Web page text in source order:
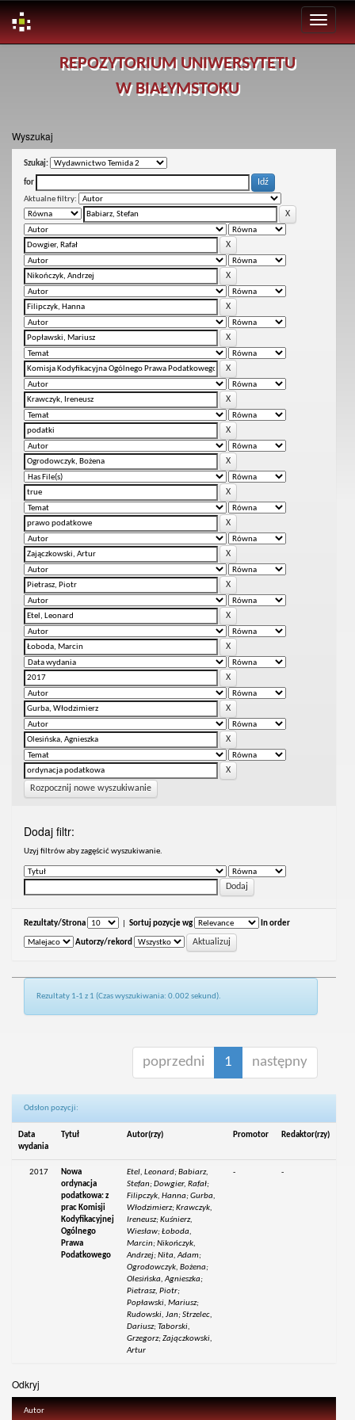
REPOZYTORIUM UNIWERSYTETU
W BIAŁYMSTOKU
Wyszukaj
Szukaj:
for
Aktualne filtry:
Rozpocznij nowe wyszukiwanie
Dodaj filtr:
Uzyj filtrów aby zagęścić wyszukiwanie.
Rezultaty/Strona Sortuj pozycje wg In order
Autorzy/rekord
Rezultaty 1-1 z 1 (Czas wyszukiwania: 0.002 sekund).
poprzedni 1 następny
Odsłon pozycji:
Data
wydania
Tytuł Autor(rzy) Promotor Redaktor(rzy)
2017
Nowa
ordynacja
podatkowa: z
prac Komisji
Kodyfikacyjnej
Ogólnego
Prawa
Podatkowego
Etel, Leonard; Babiarz,
Stefan; Dowgier, Rafał;
Filipczyk, Hanna; Gurba,
Włodzimierz; Krawczyk,
Ireneusz; Kuśnierz,
Wiesław; Łoboda,
Marcin; Nikończyk,
Andrzej; Nita, Adam;
Ogrodowczyk, Bożena;
Olesińska, Agnieszka;
Pietrasz, Piotr;
Popławski, Mariusz;
Rudowski, Jan; Strzelec,
Dariusz; Taborski,
Grzegorz; Zajączkowski,
Artur
- -
Odkryj
Autor